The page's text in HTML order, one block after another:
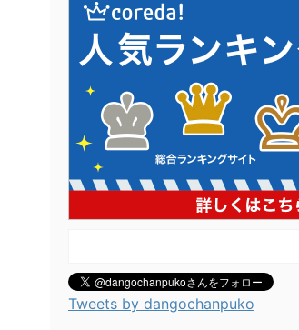
Tweets by dangochanpuko